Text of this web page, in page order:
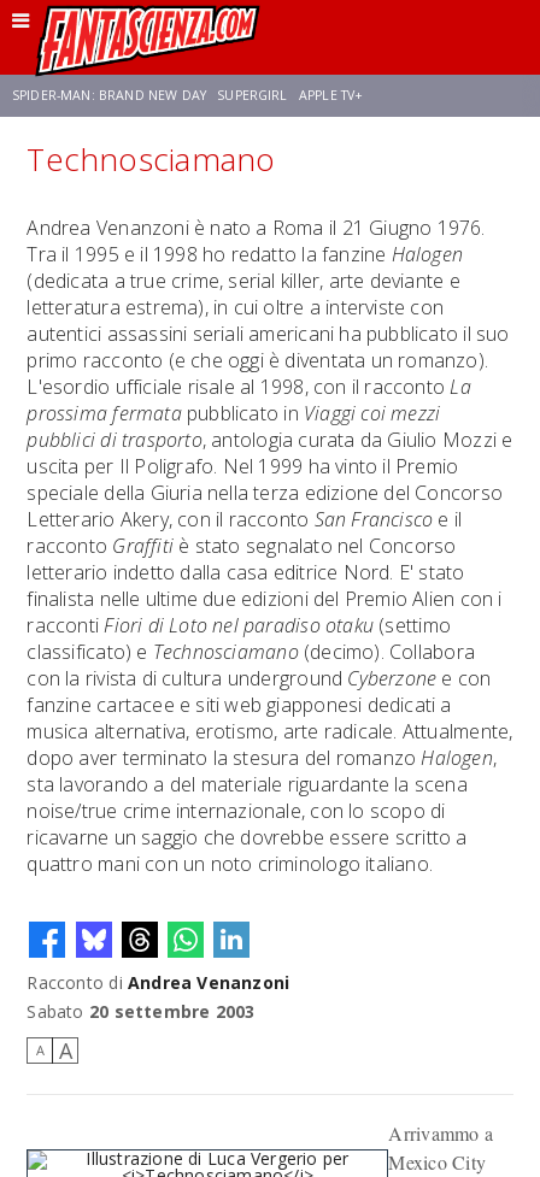
SPIDER-MAN: BRAND NEW DAY SUPERGIRL APPLE TV+
FRANCO RICCIARDIELLO ZENDAYA AVENGERS: DOOMSDAY
NETFLIX SADIE SINK STAR TREK: STRANGE NEW WORLDS
Technosciamano
Andrea Venanzoni è nato a Roma il 21 Giugno 1976.
Tra il 1995 e il 1998 ho redatto la fanzine Halogen
(dedicata a true crime, serial killer, arte deviante e
letteratura estrema), in cui oltre a interviste con
autentici assassini seriali americani ha pubblicato il suo
primo racconto (e che oggi è diventata un romanzo).
L'esordio ufficiale risale al 1998, con il raccontoLa
prossima fermatapubblicato in Viaggi coi mezzi
pubblici di trasporto, antologia curata da Giulio Mozzi e
uscita per Il Poligrafo. Nel 1999 ha vinto il Premio
speciale della Giuria nella terza edizione del Concorso
Letterario Akery, con il racconto San Francisco e il
racconto Graffitiè stato segnalato nel Concorso
letterario indetto dalla casa editrice Nord. E' stato
finalista nelle ultime due edizioni del Premio Alien con i
raccontiFiori di Loto nel paradiso otaku (settimo
classificato) e Technosciamano(decimo). Collabora
con la rivista di cultura underground Cyberzone e con
fanzine cartacee e siti web giapponesi dedicati a
musica alternativa, erotismo, arte radicale. Attualmente,
dopo aver terminato la stesura del romanzoHalogen,
sta lavorando a del materiale riguardante la scena
noise/true crime internazionale, con lo scopo di
ricavarne un saggio che dovrebbe essere scritto a
quattro mani con un noto criminologo italiano.
Racconto di Andrea Venanzoni
Sabato 20 settembre 2003
A A
Arrivammo a
Mexico City